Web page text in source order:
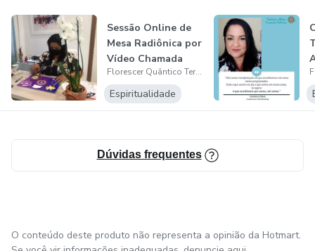
Sessão Online de
Mesa Radiônica por
Vídeo Chamada
Florescer Quântico Terapias
Espiritualidade
Dúvidas frequentes
O conteúdo deste produto não representa a opinião da Hotmart.